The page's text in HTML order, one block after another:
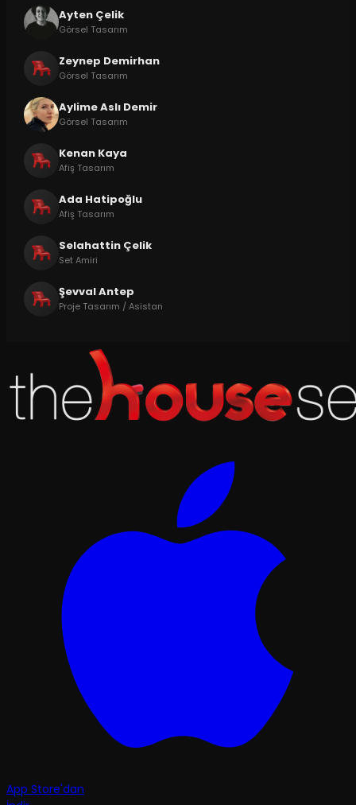
Ayten Çelik
Görsel Tasarım
Zeynep Demirhan
Görsel Tasarım
Aylime Aslı Demir
Görsel Tasarım
Kenan Kaya
Afiş Tasarım
Ada Hatipoğlu
Afiş Tasarım
Selahattin Çelik
Set Amiri
Şevval Antep
Proje Tasarım / Asistan
App Store'dan